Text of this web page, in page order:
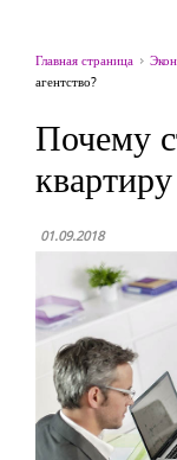
Главная страница
агентство?
Почему
01.09.2018